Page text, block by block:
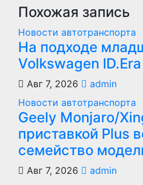
Похожая запись
Новости автотранспорта
На подходе
Volkswagen
Авг 7, 2026
admin
Новости автотранспорта
Geely Monjaro/
приставкой Plus
семейство
Авг 7, 2026
admin